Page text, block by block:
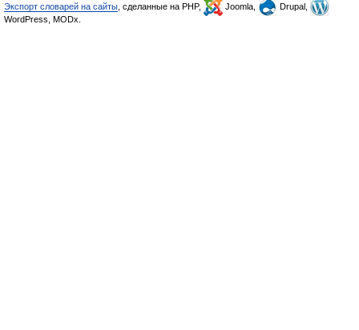
Экспорт словарей на сайты , сделанные на PHP, Joomla,
Drupal,
WordPress, MODx.